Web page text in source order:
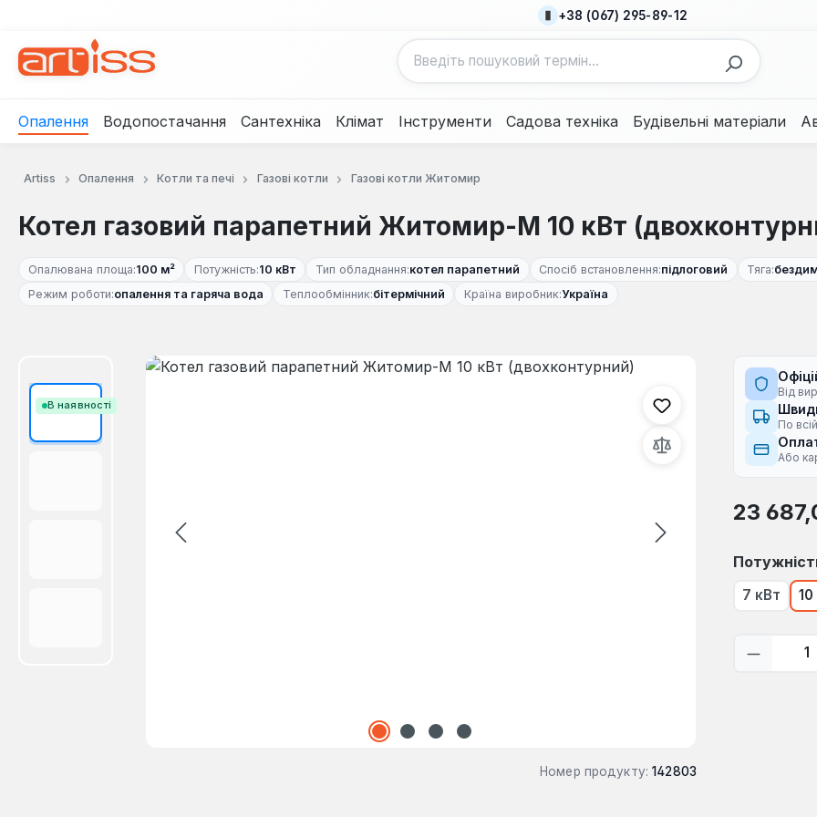
+38 (067) 295-89-12
Опалення Водопостачання Сантехніка Клімат Інструменти Садова техніка Будівельні матеріали
Artiss Опалення Котли та печі Газові котли Газові котли Житомир
Котел газовий парапетний Житомир-М 10 кВт
Опалювана площа:100 м² Потужність:10 кВт Тип обладнання:котел парапетний Спосіб встановлення:підлоговий Тяга:
Режим роботи:опалення та гаряча вода Теплообмінник:бітермічний Країна виробник:Україна
В наявності
Пропустити галерею зображень
Номер продукту: 142803
Від
По
Або
Звичайна
23
Виберіть
7 кВт